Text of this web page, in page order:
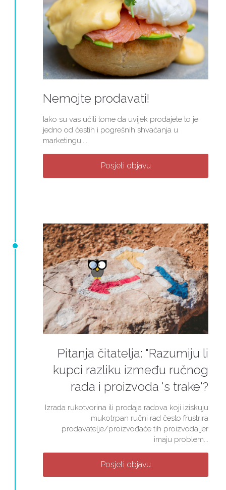
Nemojte prodavati!
Iako su vas učili tome da uvijek prodajete to je
jedno od čestih i pogrešnih shvaćanja u
marketingu....
Posjeti objavu
Pitanja čitatelja: "Razumiju li
kupci razliku između ručnog
rada i proizvoda 's trake'?
Izrada rukotvorina ili prodaja radova koji iziskuju
mukotrpan ručni rad često frustrira
prodavatelje/proizvođače tih proizvoda jer
imaju problem...
Posjeti objavu